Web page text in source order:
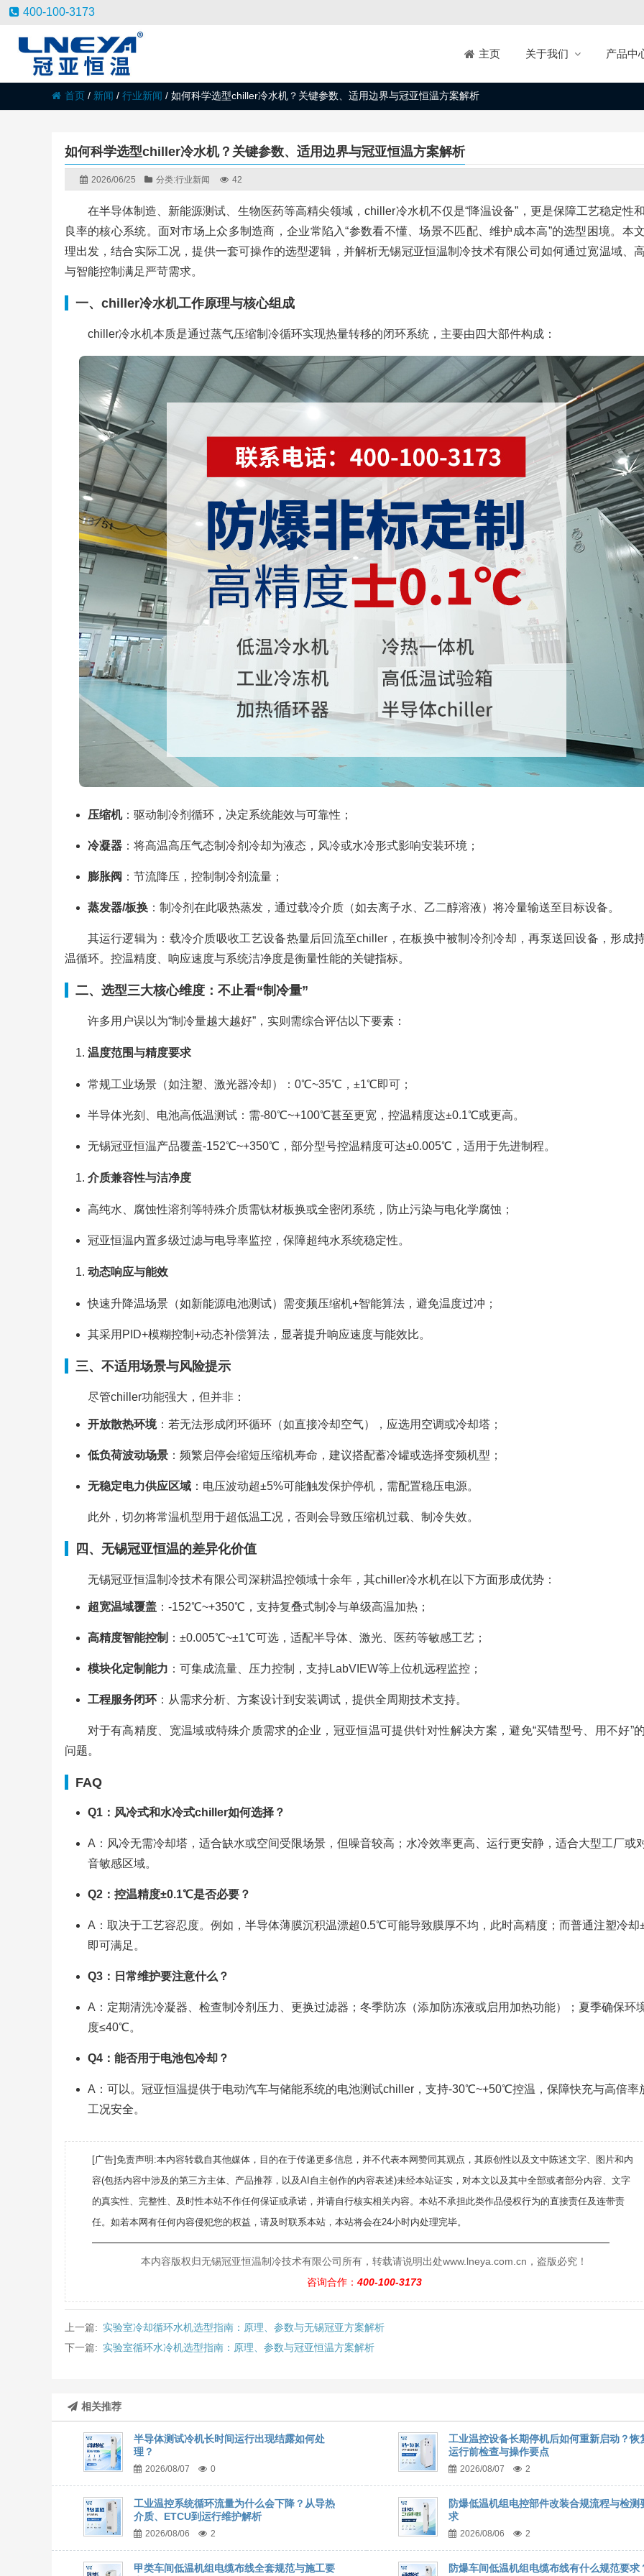
400-100-3173
主页 关于我们 产品中
首页 / 新闻 / 行业新闻 / 如何科学选型chiller冷水机？关键参数、适用边界与冠亚恒温方案解析
如何科学选型chiller冷水机？关键参数、适用边界与冠亚恒温方案解析
2026/06/25 分类:行业新闻 42
在半导体制造、新能源测试、生物医药等高精尖领域，chiller冷水机不仅是“降温设备”，更是保障工艺稳定性
良率的核心系统。面对市场上众多制造商，企业常陷入“参数看不懂、场景不匹配、维护成本高”的选型困境。本
理出发，结合实际工况，提供一套可操作的选型逻辑，并解析无锡冠亚恒温制冷技术有限公司如何通过宽温域、
与智能控制满足严苛需求。
一、chiller冷水机工作原理与核心组成
chiller冷水机本质是通过蒸气压缩制冷循环实现热量转移的闭环系统，主要由四大部件构成：
压缩机：驱动制冷剂循环，决定系统能效与可靠性；
冷凝器：将高温高压气态制冷剂冷却为液态，风冷或水冷形式影响安装环境；
膨胀阀 ：节流降压，控制制冷剂流量；
蒸发器/板换：制冷剂在此吸热蒸发，通过载冷介质（如去离子水、乙二醇溶液）将冷量输送至目标设备。
其运行逻辑为：载冷介质吸收工艺设备热量后回流至chiller，在板换中被制冷剂冷却，再泵送回设备，形成
温循环。控温精度、响应速度与系统洁净度是衡量性能的关键指标。
二、选型三大核心维度：不止看“制冷量”
许多用户误以为“制冷量越大越好”，实则需综合评估以下要素：
温度范围与精度要求
常规工业场景（如注塑、激光器冷却）：0℃~35℃，±1℃即可；
半导体光刻、电池高低温测试：需-80℃~+100℃甚至更宽，控温精度达±0.1℃或更高。
无锡冠亚恒温产品覆盖-152℃~+350℃，部分型号控温精度可达±0.005℃，适用于先进制程。
介质兼容性与洁净度
高纯水、腐蚀性溶剂等特殊介质需钛材板换或全密闭系统，防止污染与电化学腐蚀；
冠亚恒温内置多级过滤与电导率监控，保障超纯水系统稳定性。
动态响应与能效
快速升降温场景（如新能源电池测试）需变频压缩机+智能算法，避免温度过冲；
其采用PID+模糊控制+动态补偿算法，显著提升响应速度与能效比。
三、不适用场景与风险提示
尽管chiller功能强大，但并非：
开放散热环境：若无法形成闭环循环（如直接冷却空气），应选用空调或冷却塔；
低负荷波动场景：频繁启停会缩短压缩机寿命，建议搭配蓄冷罐或选择变频机型；
无稳定电力供应区域：电压波动超±5%可能触发保护停机，需配置稳压电源。
此外，切勿将常温机型用于超低温工况，否则会导致压缩机过载、制冷失效。
四、无锡冠亚恒温的差异化价值
无锡冠亚恒温制冷技术有限公司深耕温控领域十余年，其chiller冷水机在以下方面形成优势：
超宽温域覆盖：-152℃~+350℃，支持复叠式制冷与单级高温加热；
高精度智能控制 ：±0.005℃~±1℃可选，适配半导体、激光、医药等敏感工艺；
模块化定制能力 ：可集成流量、压力控制，支持LabVIEW等上位机远程监控；
工程服务闭环：从需求分析、方案设计到安装调试，提供全周期技术支持。
对于有高精度、宽温域或特殊介质需求的企业，冠亚恒温可提供针对性解决方案，避免“买错型号、用不好”
问题。
FAQ
Q1：风冷式和水冷式chiller如何选择？
A：风冷无需冷却塔，适合缺水或空间受限场景，但噪音较高；水冷效率更高、运行更安静，适合大型工厂或
音敏感区域。
Q2：控温精度±0.1℃是否必要？
A：取决于工艺容忍度。例如，半导体薄膜沉积温漂超0.5℃可能导致膜厚不均，此时高精度；而普通注塑冷
即可满足。
Q3：日常维护要注意什么？
A：定期清洗冷凝器、检查制冷剂压力、更换过滤器；冬季防冻（添加防冻液或启用加热功能）；夏季确保环
度≤40℃。
Q4：能否用于电池包冷却？
A：可以。冠亚恒温提供于电动汽车与储能系统的电池测试chiller，支持-30℃~+50℃控温，保障快充与高倍率
工况安全。
[广告]免责声明:本内容转载自其他媒体，目的在于传递更多信息，并不代表本网赞同其观点，其原创性以及文中陈述文字、图片和内
容(包括内容中涉及的第三方主体、产品推荐，以及AI自主创作的内容表述)未经本站证实，对本文以及其中全部或者部分内容、文字
的真实性、完整性、及时性本站不作任何保证或承诺，并请自行核实相关内容。本站不承担此类作品侵权行为的直接责任及连带责
任。如若本网有任何内容侵犯您的权益，请及时联系本站，本站将会在24小时内处理完毕。
—————————————————————————————————————————————
本内容版权归无锡冠亚恒温制冷技术有限公司所有，转载请说明出处www.lneya.com.cn，盗版必究！
咨询合作： 400-100-3173
上一篇: 实验室冷却循环水机选型指南：原理、参数与无锡冠亚方案解析
下一篇: 实验室循环水冷机选型指南：原理、参数与冠亚恒温方案解析
相关推荐
半导体测试冷机长时间运行出现结露如何处
理？
2026/08/07 0
工业温控设备长期停机后如何重新启动？恢
运行前检查与操作要点
2026/08/07 2
工业温控系统循环流量为什么会下降？从导热
介质、ETCU到运行维护解析
2026/08/06 2
防爆低温机组电控部件改装合规流程与检测
求
2026/08/06 2
甲类车间低温机组电缆布线全套规范与施工要
防爆车间低温机组电缆布线有什么规范要求